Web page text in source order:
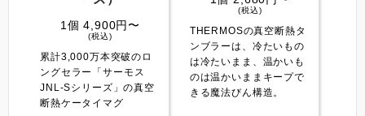
1個 4,900円〜
(税込)
累計3,000万本突破のロ
ングセラー「サーモス
JNL-Sシリーズ」の真空
断熱ケータイマグ
(税込)
THERMOSの真空断熱タ
ンブラーは、冷たいもの
は冷たいまま、温かいも
のは温かいままキープで
きる魔法びん構造。